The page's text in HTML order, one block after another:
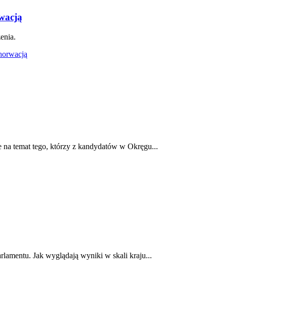
temat tego, którzy z kandydatów w Okręgu...
Jak wyglądają wyniki w skali kraju...